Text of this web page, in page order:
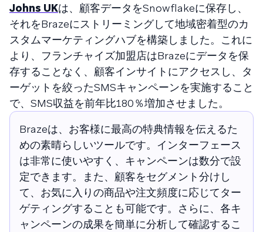
Johns UKは、顧客データをSnowflakeに保存し、
それをBrazeにストリーミングして地域密着型のカ
スタムマーケティングハブを構築しました。これに
より、フランチャイズ加盟店はBrazeにデータを保
存することなく、顧客インサイトにアクセスし、タ
ーゲットを絞ったSMSキャンペーンを実施すること
で、SMS収益を前年比180％増加させました。
Brazeは、お客様に最高の特典情報を伝えるた
めの素晴らしいツールです。インターフェース
は非常に使いやすく、キャンペーンは数分で設
定できます。また、顧客をセグメント分けし
て、お気に入りの商品や注文頻度に応じてター
ゲティングすることも可能です。さらに、各キ
ャンペーンの成果を簡単に分析して確認するこ